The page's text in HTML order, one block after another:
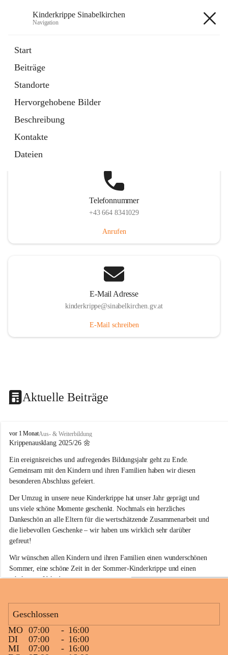
Kinderkrippe Sinabelkirchen
Navigation
Start
Beiträge
Standorte
Hervorgehobene Bilder
Beschreibung
Kontakte
Dateien
Sinabelkirchen 75, 8261, Sinabelkirchen, Weiz, Steiermark,
Telefonnummer
+43 664 8341029
Anrufen
E-Mail Adresse
kinderkrippe@sinabelkirchen.gv.at
E-Mail schreiben
Aktuelle Beiträge
K
i
d
e
r
r
i
p
p
e
S
i
n
a
b
r
c
h
vor 1 MonatAus- & Weiterbildung
Krippenausklang 2025/26 🌼
Ein ereignisreiches und aufregendes Bildungsjahr geht zu Ende.
Gemeinsam mit den Kindern und ihren Familien haben wir diesen
besonderen Abschluss gefeiert.
Der Umzug in unsere neue Kinderkrippe hat unser Jahr geprägt und
uns viele schöne Momente geschenkt. Nochmals ein herzliches
Dankeschön an alle Eltern für die wertschätzende Zusammenarbeit und
die liebevollen Geschenke – wir haben uns wirklich sehr darüber
gefreut!
Wir wünschen allen Kindern und ihren Familien einen wunderschönen
Sommer, eine schöne Zeit in der Sommer-Kinderkrippe und einen
erholsamen Urlaub.
Kinder, die bei uns bleiben, freuen wir uns schon jetzt auf ein
fröhliches Wiedersehen im Herbst!
Geschlossen
MO 07:00 - 16:00
DI
07:00 - 16:00
MI
07:00 - 16:00